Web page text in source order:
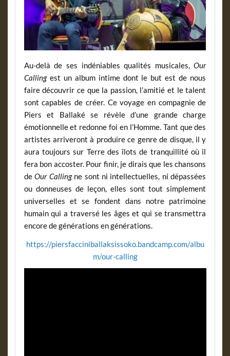
Au-delà de ses indéniables qualités musicales,Our
Callingest un album intime dont le but est de nous
faire découvrir ce que la passion, l’amitié et le talent
sont capables de créer. Ce voyage en compagnie de
Piers et Ballaké se révèle d’une grande charge
émotionnelle et redonne foi en l’Homme. Tant que des
artistes arriveront à produire ce genre de disque, il y
aura toujours sur Terre des îlots de tranquillité où il
fera bon accoster. Pour finir, je dirais que les chansons
deOur Callingne sont ni intellectuelles, ni dépassées
ou donneuses de leçon, elles sont tout simplement
universelles et se fondent dans notre patrimoine
humain qui a traversé les âges et qui se transmettra
encore de générations en générations.
https://piersfacciniballaksissoko.bandcamp.com/albu
m/our-calling